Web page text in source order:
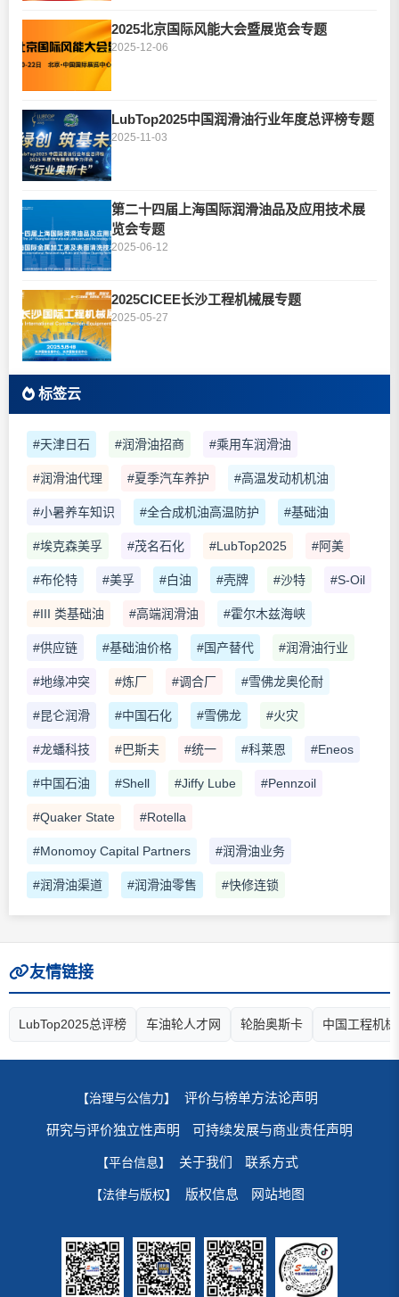
2025北京国际风能大会暨展览会专题
2025-12-06
LubTop2025中国润滑油行业年度总评榜专题
2025-11-03
第二十四届上海国际润滑油品及应用技术展
览会专题
2025-06-12
2025CICEE长沙工程机械展专题
2025-05-27
标签云
#天津日石 #润滑油招商 #乘用车润滑油
#润滑油代理 #夏季汽车养护 #高温发动机机油
#小暑养车知识 #全合成机油高温防护 #基础油
#埃克森美孚 #茂名石化 #LubTop2025 #阿美
#布伦特 #美孚 #白油 #壳牌 #沙特 #S-Oil
#III 类基础油 #高端润滑油 #霍尔木兹海峡
#供应链 #基础油价格 #国产替代 #润滑油行业
#地缘冲突 #炼厂 #调合厂 #雪佛龙奥伦耐
#昆仑润滑 #中国石化 #雪佛龙 #火灾
#龙蟠科技 #巴斯夫 #统一 #科莱恩 #Eneos
#中国石油 #Shell #Jiffy Lube #Pennzoil
#Quaker State #Rotella
#Monomoy Capital Partners #润滑油业务
#润滑油渠道 #润滑油零售 #快修连锁
友情链接
LubTop2025总评榜 车油轮人才网 轮胎奥斯卡 中国工程机
【治理与公信力】 评价与榜单方法论声明
研究与评价独立性声明 可持续发展与商业责任声明
【平台信息】 关于我们 联系方式
【法律与版权】 版权信息 网站地图